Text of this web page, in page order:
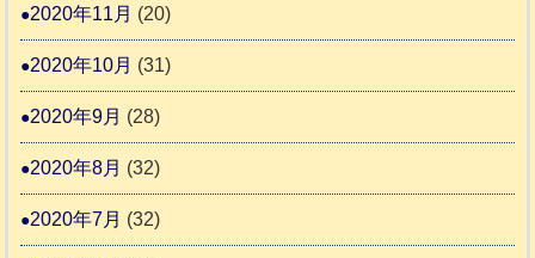
2020年11月 (20)
2020年10月 (31)
2020年9月 (28)
2020年8月 (32)
2020年7月 (32)